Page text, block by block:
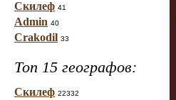
Скилеф 41
Admin 40
Crakodil 33
Топ 15 географов:
Скилеф 22332